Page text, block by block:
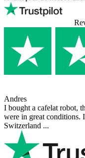
Andres
I bought a cafelat robot,
were in great conditions.
Switzerland ...